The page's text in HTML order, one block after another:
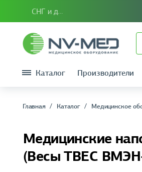
СНГ и другие страны
Каталог Производители
Главная Каталог Медицинское
Медицинские
(Весы ТВЕС